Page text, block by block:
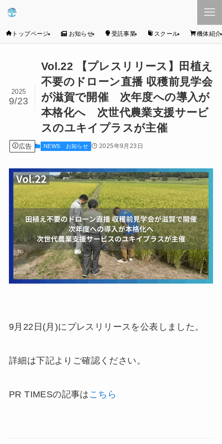
トップページ お知らせ 受託事業 スクール 機体紹介
Vol.22 【プレスリリース】田植え
不要のドローン直播 収穫前見学会
が滋賀で開催 次年度への導入が
本格化へ 次世代農業支援サービ
スのユキイプラスが主催
2025
9/23
広告 NEWS お知らせ 2025年9月23日
9月22日(月)にプレスリリースを公表しました。
詳細は下記よりご確認ください。
PR TIMESの記事は こちら